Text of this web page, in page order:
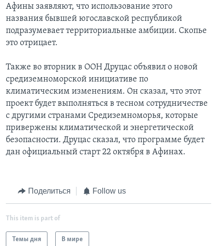
Афины заявляют, что использование этого
названия бывшей югославской республикой
подразумевает территориальные амбиции. Скопье
это отрицает.
Также во вторник в ООН Друцас объявил о новой
средиземноморской инициативе по
климатическим изменениям. Он сказал, что этот
проект будет выполняться в тесном сотрудничестве
с другими странами Средиземноморья, которые
привержены климатической и энергетической
безопасности. Друцас сказал, что программе будет
дан официальный старт 22 октября в Афинах.
Поделиться Follow us
This item is part of
Темы дня В мире